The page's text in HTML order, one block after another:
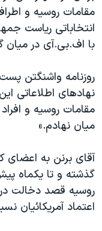
اعتراضات مردمی آبان ۹۸
اسرائیل در جنگ
همایش محافظه‌کاران
صفحه‌های ویژه
سفر پرزیدنت ترامپ
مقامات روسیه و
انتخاباتی ریاست
با اف.بی.آی در میان
روزنامه واشنگتن
نهادهای اطلاعاتی
مقامات روسیه و
میان نهادم.»
آقای برنن به
گذشته و تا یکماه
روسیه قصد دخالت در
اعتماد آمریکائیان